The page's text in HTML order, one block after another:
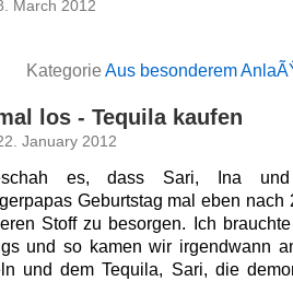
March 2012
Kategorie Aus besonderem
los - Tequila kaufen
January 2012
es, dass Sari, Ina und
Geburtstag mal eben
Stoff zu besorgen. Ich
und so kamen wir irgendwann
und dem Tequila, Sari, die